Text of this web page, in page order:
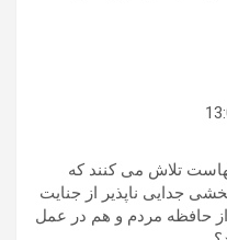
تلاش می کنند که
جدایی ناپذیر از جنایت
مردم و هم در عمل